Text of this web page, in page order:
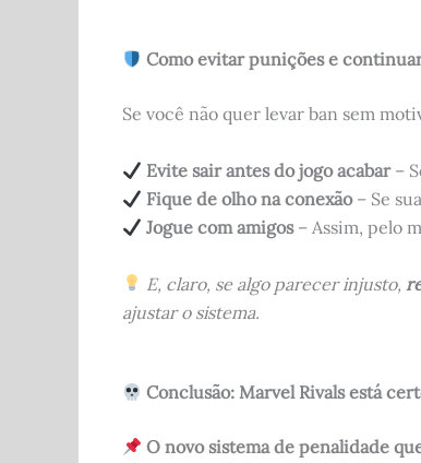
Como evitar punições e
Se você não quer levar ban sem
Evite sair antes do jogo acabar–
Fique de olho na conexão– Se
Jogue com amigos– Assim, pelo
E, claro, se algo parecer injusto,
ajustar o sistema.
Conclusão: Marvel Rivals está
O novo sistema de penalidade